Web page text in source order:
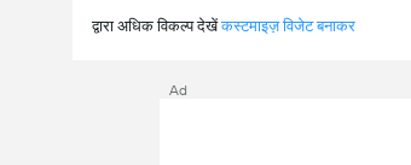
द्वारा अधिक विकल्प देखें कस्टमाइज़ विजेट बनाकर
Ad